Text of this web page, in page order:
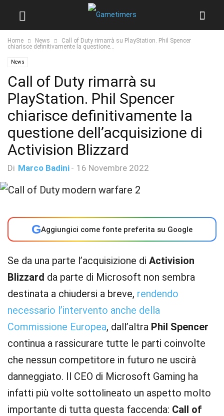
Home News
Call of Duty rimarrà su PlayStation. Phil Spencer
chiarisce definitivamente la questione...
News
Call of Duty rimarrà su
PlayStation. Phil Spencer
chiarisce definitivamente la
questione dell’acquisizione di
Activision Blizzard
Di Marco Badini - 16 Novembre 2022
GAggiungici come fonte preferita su Google
Se da una parte l’acquisizione di Activision
Blizzard da parte di Microsoft non sembra
destinata a chiudersi a breve, rendendo
necessario l’intervento anche della
Commissione Europea, dall’altra Phil Spencer
continua a rassicurare tutte le parti coinvolte
che nessun competitore in futuro ne uscirà
danneggiato. Il CEO di Microsoft Gaming ha
infatti più volte sottolineato un aspetto molto
importante di tutta questa faccenda: Call of